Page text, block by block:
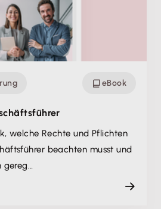
eBook
welche Rechte und Pflichten
beachten musst und
gereg…